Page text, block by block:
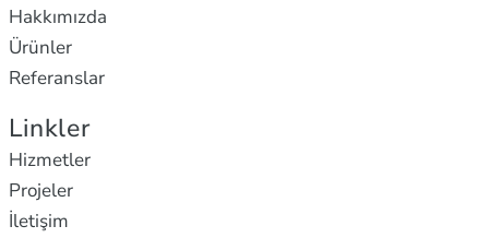
Hakkımızda
Ürünler
Referanslar
Linkler
Hizmetler
Projeler
İletişim